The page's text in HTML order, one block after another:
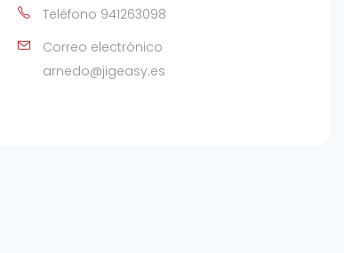
Teléfono 941263098
Correo electrónico
arnedo@jigeasy.es